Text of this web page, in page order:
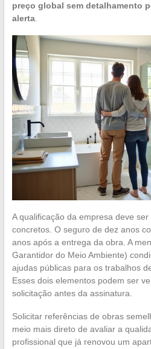
preço global sem detalhamento
alerta.
A qualificação da empresa deve
concretos. O seguro de dez anos
anos após a entrega da obra. A
Garantidor do Meio Ambiente)
ajudas públicas para os trabalhos
Esses dois elementos podem ser
solicitação antes da assinatura.
Solicitar referências de obras
meio mais direto de avaliar a
profissional que já renovou um